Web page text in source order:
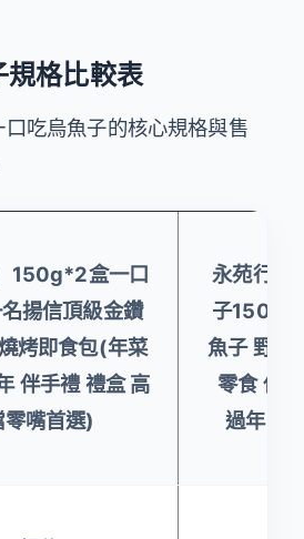
規格比較表
吃烏魚子的核心規格與售
150g*2盒一口
揚信頂級金鑽
烤即食包(年菜
伴手禮 禮盒 高
零嘴首選)
永苑行厚
子150克
魚子 野生
零食 伴
過年 烏